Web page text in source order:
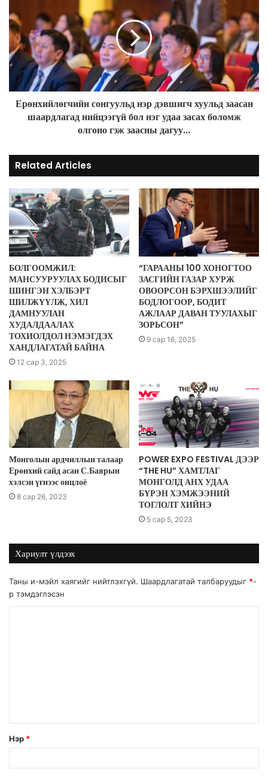
Ерөнхийлөгчийн сонгуульд нэр дэвшигч хуульд заасан
шаардлагад нийцээгүй бол нэг удаа засах боломж
олгоно гэж заасны дагуу...
Related Articles
БОЛГООМЖИЛ:
МАНСУУРУУЛАХ БОДИСЫГ
ШИНГЭН ХЭЛБЭРТ
ШИЛЖҮҮЛЖ, ХИЛ
ДАМНУУЛАН
ХУДАЛДААЛАХ
ТОХИОЛДОЛ НЭМЭГДЭХ
ХАНДЛАГАТАЙ БАЙНА
12 сар 3, 2025
“ГАРААНЫ 100 ХОНОГТОО
ЗАСГИЙН ГАЗАР ХУРЖ
ОВООРСОН БЭРХШЭЭЛИЙГ
БОДЛОГООР, БОДИТ
АЖЛААР ДАВАН ТУУЛАХЫГ
ЗОРЬСОН”
9 сар 16, 2025
Монголын ардчиллын талаар
Ерөнхий сайд асан С.Баярын
хэлсэн үгнээс онцлоё
8 сар 26, 2023
POWER EXPO FESTIVAL ДЭЭР
“THE HU” ХАМТЛАГ
МОНГОЛД АНХ УДАА
БҮРЭН ХЭМЖЭЭНИЙ
ТОГЛОЛТ ХИЙНЭ
5 сар 5, 2023
Хариулт үлдээх
Таны и-мэйл хаягийг нийтлэхгүй. Шаардлагатай талбаруудыг *-
р тэмдэглэсэн
Нэр *